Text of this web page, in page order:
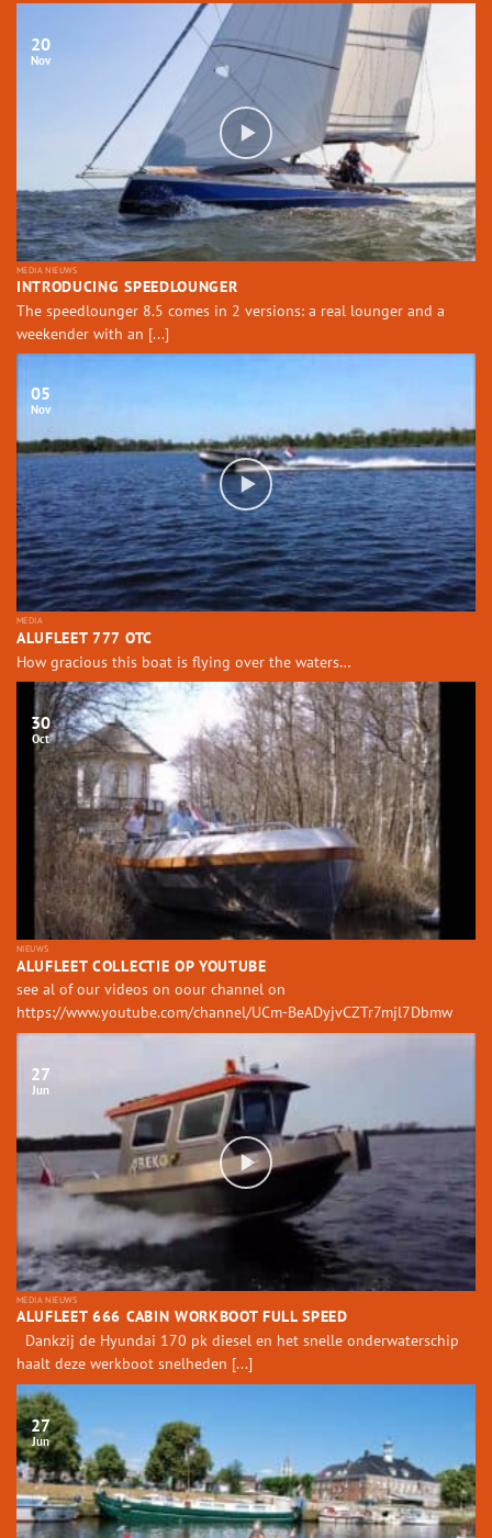
MEDIA NIEUWS
INTRODUCING SPEEDLOUNGER
The speedlounger 8.5 comes in 2 versions: a real lounger and a
weekender with an [...]
20
Nov
MEDIA
ALUFLEET 777 OTC
How gracious this boat is flying over the waters…
05
Nov
NIEUWS
ALUFLEET COLLECTIE OP YOUTUBE
see al of our videos on oour channel on
https://www.youtube.com/channel/UCm-BeADyjvCZTr7mjl7Dbmw
30
Oct
MEDIA NIEUWS
ALUFLEET 666 CABIN WORKBOOT FULL SPEED
Dankzij de Hyundai 170 pk diesel en het snelle onderwaterschip
haalt deze werkboot snelheden [...]
27
Jun
27
Jun